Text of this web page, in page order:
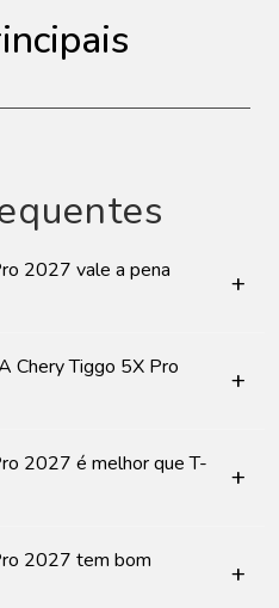
2027 vale a pena
+
Chery Tiggo 5X Pro
+
2027 é melhor que T-
+
2027 tem bom
+